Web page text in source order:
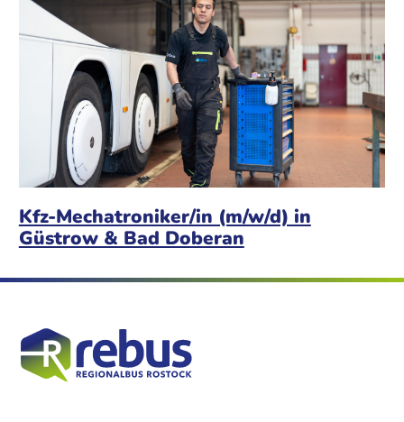
Kfz-Mechatroniker/in (m/w/d) in
Güstrow & Bad Doberan